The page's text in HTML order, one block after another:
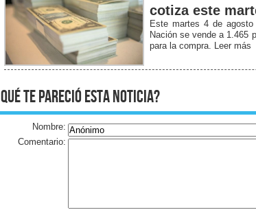
cotiza este
Este martes 4 de
Nación se vende a 1.465
para la compra. Leer más
qué te pareció esta noticia?
Nombre:
Comentario: